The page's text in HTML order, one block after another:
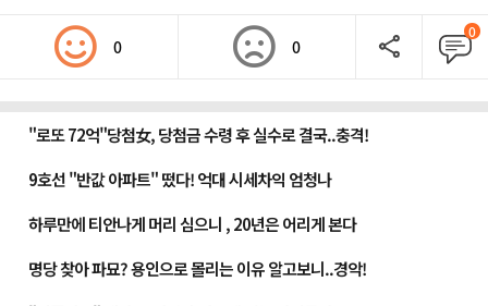
0 0
0